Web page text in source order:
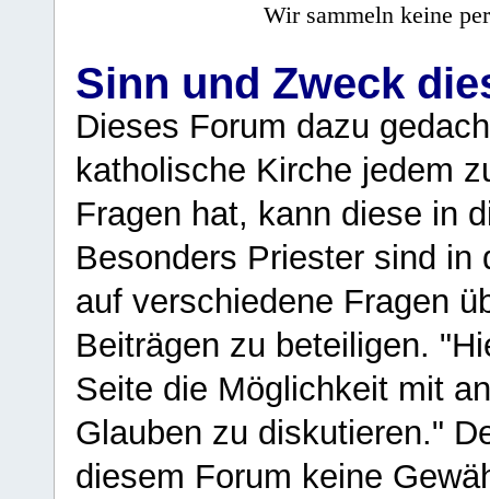
Wir sammeln keine
Sinn und Zweck
Dieses Forum dazu
katholische Kirche jedem
Fragen hat, kann diese in
Besonders Priester sind in
auf verschiedene Fragen
Beiträgen zu beteiligen.
Seite die Möglichkeit mit
Glauben zu diskutieren."
diesem Forum keine